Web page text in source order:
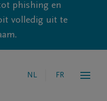
phishing en
volledig uit te
NL FR